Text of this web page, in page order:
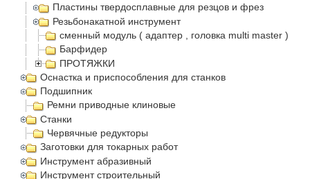
Пластины твердосплавные для резцов и фрез
Резьбонакатной инструмент
сменный модуль ( адаптер , головка multi master )
Барфидер
ПРОТЯЖКИ
Оснастка и приспособления для станков
Подшипник
Ремни приводные клиновые
Станки
Червячные редукторы
Заготовки для токарных работ
Инструмент абразивный
Инструмент строительный